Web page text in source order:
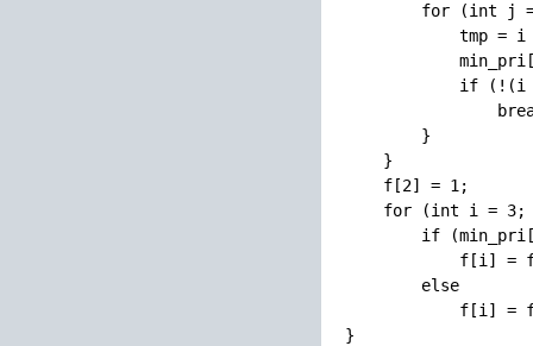
for (int j
tmp = i
if (!(i
        }
    }
    f[2] = 1;
for (int i = 3;
if
f[i] =
        else
f[i] =
}